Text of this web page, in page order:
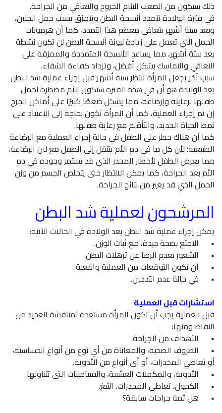
ذلك سيكون من الصعب التئام الجروح والتعافي من الجراحة.
في فترة الولادة تتمدد أنسجة البطن وتتمزق بسبب حمل الجنين،
وبعد ستة أشهر يتعافي معظم هذا التمدد، كما أن هرمونات
الحمل التي تعمل على زيادة ليونة أنسجة البطن لن تكون نشطة
بعد ستة أشهر، مما يساعد الأنسجة المتمددة والممزقة على
التعافي والتماسك بشكل أفضل، وتزداد كفاءة الشفاء.
سبب آخر يجعل المرأة تنتظر ستة أشهر قبل إجراء عملية شد البطن
بعد الولادة هو أن في هذه الفترة ستكون الأم مضطرة لحمل
طفلها لرعايته وإرضاعه، مما يشكل ضغطًا كبيرًا على أماكن الجرح
إن تم إجراء العملية، كما أن المرأة تكون بحاجة إلى الاعتياد على
نمط الحياة الجديد، والتأقلم مع رعاية طفلها.
كما أن هناك خطر على الطفل في حالة إجراء العملية مع الرضاعة
الطبيعية؛ لأن كل ما في دم الأم ينتقل إلى الطفل مع لبن الرضاعة،
مما يعرض الطفل لأخطار المخدر الذي قد يستمر وجوده في دم
الأم بعد الجراحة، كما يمكن الانتظار حتى يتخلص الجسم من وزن
الحمل الذي قد يغير من نتائج الجراحة.
المرشحون لعملية شد البطن
يمكن إجراء عملية شد البطن بعد الولادة في الحالات الآتية:
•
التمتع بصحة جيدة، مع ثبات الوزن.
•
الشعور بعدم الرضا عن ترهلات البطن.
•
أن تكون التوقعات من العملية واقعية.
•
في حالة عدم التدخين.
استشارات قبل العملية
قبل العملية يجب أن تكون المرأة مستعدة لمناقشة العديد من
النقاط ومنها:
•
الأهداف من الجراحة.
•
الظروف الصحية، والمعاناة من أي نوع من أنواع الحساسية،
أو تعاطي المخدرات، أو أي أنواع من الأدوية.
•
الأدوية، والمكملات العشبية، والفيتامينات التي تتناولها.
•
الكحول، تعاطي المخدرات، التبغ.
•
هل ثمة جراحات سابقة؟